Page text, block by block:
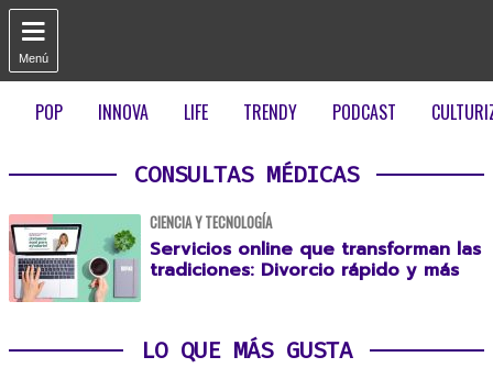

Menú
POP INNOVA LIFE TRENDY PODCAST
CONSULTAS MÉDICAS
CIENCIA Y TECNOLOGÍA
Servicios online que transforman las
tradiciones: Divorcio rápido y más
LO QUE MÁS GUSTA